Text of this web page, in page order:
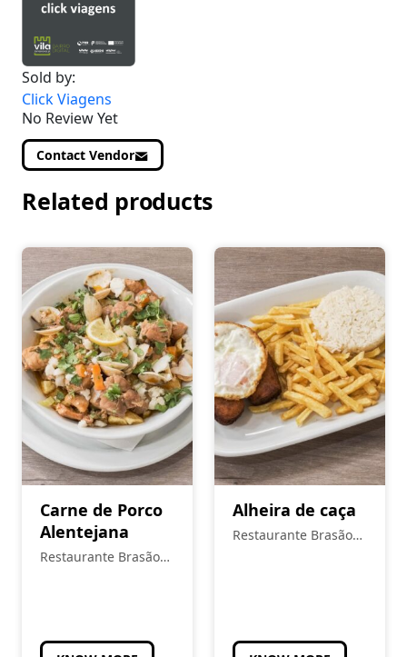
Sold by:
Click Viagens
No Review Yet
Contact Vendor
Related products
Carne de Porco
Alentejana
Restaurante Brasão
Alheira de caça
Restaurante Brasão